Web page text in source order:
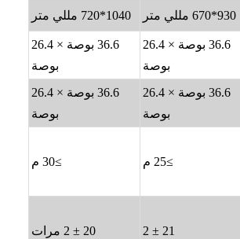
930*670 مللي متر 1040*720 مللي متر
36.6 بوصة × 26.4
بوصة
36.6 بوصة × 26.4
بوصة
36.6 بوصة × 26.4
بوصة
36.6 بوصة × 26.4
بوصة
≥25 م ≥30 م
21 ± 2 20 ± 2 مرات